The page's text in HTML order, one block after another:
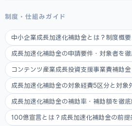
制度・仕組みガイド
中小企業成長加速化補助金とは？制度概
成長加速化補助金の申請要件・対象者を
コンテンツ産業成長投資支援事業費補助
成長加速化補助金の対象経費5区分と対象
成長加速化補助金の補助率・補助額を徹底
100億宣言とは？成長加速化補助金の前提